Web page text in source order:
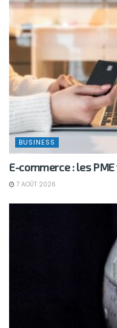
BUSINESS
E-commerce : les
7 AOÛT 2026